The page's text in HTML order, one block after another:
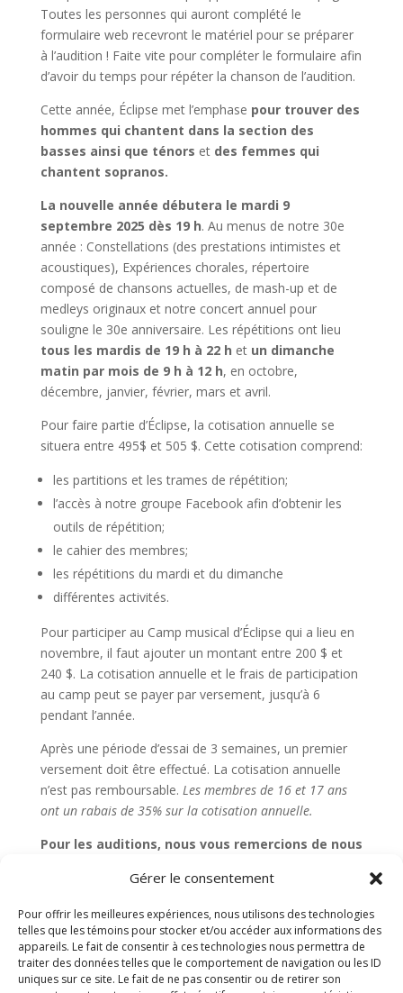
Gérer le consentement
Pour offrir les meilleures expériences, nous utilisons des technologies
telles que les témoins pour stocker et/ou accéder aux informations des
appareils. Le fait de consentir à ces technologies nous permettra de
traiter des données telles que le comportement de navigation ou les ID
uniques sur ce site. Le fait de ne pas consentir ou de retirer son
Toutes les personnes qui auront complété le
formulaire web recevront le matériel pour se préparer
à l’audition ! Faite vite pour compléter le formulaire afin
d’avoir du temps pour répéter la chanson de l’audition.
Cette année, Éclipse met l’emphase pour trouver des
hommes qui chantent dans la section des
basses ainsi que ténors et des femmes qui
chantent sopranos.
La nouvelle année débutera le mardi 9
septembre 2025 dès 19 h. Au menus de notre 30e
année : Constellations (des prestations intimistes et
acoustiques), Expériences chorales, répertoire
composé de chansons actuelles, de mash-up et de
medleys originaux et notre concert annuel pour
souligne le 30e anniversaire. Les répétitions ont lieu
tous les mardis de 19 h à 22 h et un dimanche
matin par mois de 9 h à 12 h, en octobre,
décembre, janvier, février, mars et avril.
Pour faire partie d’Éclipse, la cotisation annuelle se
situera entre 495$ et 505 $. Cette cotisation comprend:
les partitions et les trames de répétition;
l’accès à notre groupe Facebook afin d’obtenir les
outils de répétition;
le cahier des membres;
les répétitions du mardi et du dimanche
différentes activités.
Pour participer au Camp musical d’Éclipse qui a lieu en
novembre, il faut ajouter un montant entre 200 $ et
240 $. La cotisation annuelle et le frais de participation
au camp peut se payer par versement, jusqu’à 6
pendant l’année.
Après une période d’essai de 3 semaines, un premier
versement doit être effectué. La cotisation annuelle
n’est pas remboursable. Les membres de 16 et 17 ans
ont un rabais de 35% sur la cotisation annuelle.
Pour les auditions, nous vous remercions de nous
formulaire présent sur cette page.
Pour découvrir la musique d’Éclipse, rendez-vous
au
https://youtube.com/eclipselegroupevocalmusiq